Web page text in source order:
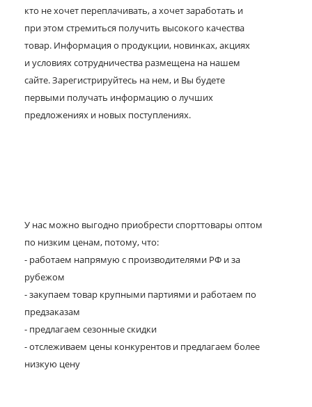
кто не хочет переплачивать, а хочет заработать и
при этом стремиться получить высокого качества
товар. Информация о продукции, новинках, акциях
и условиях сотрудничества размещена на нашем
сайте. Зарегистрируйтесь на нем, и Вы будете
первыми получать информацию о лучших
предложениях и новых поступлениях.
У нас можно выгодно приобрести спорттовары оптом
по низким ценам, потому, что:
- работаем напрямую с производителями РФ и за
рубежом
- закупаем товар крупными партиями и работаем по
предзаказам
- предлагаем сезонные скидки
- отслеживаем цены конкурентов и предлагаем более
низкую цену